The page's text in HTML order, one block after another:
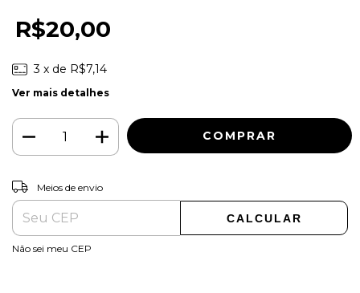
R$20,00
3 x de R$7,14
Ver mais detalhes
Entregas para o CEP:
Meios de envio
CALCULAR
Não sei meu CEP